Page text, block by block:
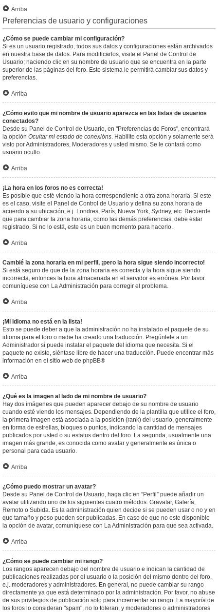
Arriba
Preferencias de usuario y configuraciones
¿Cómo se puede cambiar mi configuración?
Si es un usuario registrado, todos sus datos y configuraciones están archivados
en nuestra base de datos. Para modificarlos, visite el Panel de Control de
Usuario; haciendo clic en su nombre de usuario que se encuentra en la parte
superior de las páginas del foro. Este sistema le permitirá cambiar sus datos y
preferencias.
Arriba
¿Cómo evito que mi nombre de usuario aparezca en las listas de usuarios
conectados?
Desde su Panel de Control de Usuario, en "Preferencias de Foros", encontrará
la opción Ocultar mi estado de conexións. Habilite esta opción y solamente será
visto por Administradores, Moderadores y usted mismo. Se le contará como
usuario oculto.
Arriba
¡La hora en los foros no es correcta!
Es posible que esté viendo la hora correspondiente a otra zona horaria. Si este
es el caso, visite el Panel de Control de Usuario y defina su zona horaria de
acuerdo a su ubicación, e.j. Londres, París, Nueva York, Sydney, etc. Recuerde
que para cambiar la zona horaria, como las demás preferencias, debe estar
registrado. Si no lo está, este es un buen momento para hacerlo.
Arriba
Cambié la zona horaria en mi perfil, ¡pero la hora sigue siendo incorrecto!
Si está seguro de que de la zona horaria es correcta y la hora sigue siendo
incorrecta, entonces la hora almacenada en el servidor es errónea. Por favor
comuníquese con La Administración para corregir el problema.
Arriba
¡Mi idioma no está en la lista!
Esto se puede deber a que la administración no ha instalado el paquete de su
idioma para el foro o nadie ha creado una traducción. Pregúntele a un
Administrador si puede instalar el paquete del idioma que necesita. Si el
paquete no existe, siéntase libre de hacer una traducción. Puede encontrar más
información en el sitio web de phpBB®
Arriba
¿Qué es la imagen al lado de mi nombre de usuario?
Hay dos imágenes que pueden aparecer debajo de su nombre de usuario
cuando esté viendo los mensajes. Dependiendo de la plantilla que utilice el foro,
la primera imagen está asociada a la posición (rank) del usuario, generalmente
en forma de estrellas, bloques o puntos, indicando la cantidad de mensajes
publicados por usted o su estatus dentro del foro. La segunda, usualmente una
imagen más grande, es conocida como avatar y generalmente es única o
personal para cada usuario.
Arriba
¿Cómo puedo mostrar un avatar?
Desde su Panel de Control de Usuario, haga clic en “Perfil” puede añadir un
avatar utilizando uno de los siguientes cuatro métodos: Gravatar, Galería,
Remoto o Subida. Es la administración quien decide si se pueden usar o no y en
que tamaño y peso pueden ser publicadas. En caso de que no este disponible
la opción de avatar, comuníquese con La Administración para que sea activada.
Arriba
¿Cómo se puede cambiar mi rango?
Los rangos aparecen debajo del nombre de usuario e indican la cantidad de
publicaciones realizadas por el usuario o la posición del mismo dentro del foro,
e.j. moderadores y administradores. En general, no puede cambiar su rango
directamente ya que está determinado por la administración. Por favor, no abuse
de sus privilegios de publicación solo para incrementar su rango. La mayoría de
los foros lo consideran "spam", no lo toleran, y moderadores o administradores